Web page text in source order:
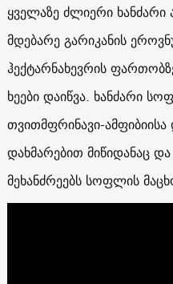
ყველაზე ძლიერი ხანძარი
მდებარე გარიკანის
ჰექტარნახევრის
ხეები დაიწვა. ხანძარი
თვითმფრინავი-
დახმარებით მიწიდანაც
მეხანძრეებს სოფლის